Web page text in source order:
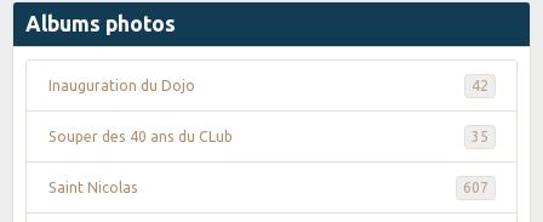
Albums photos
Inauguration du Dojo 42
Souper des 40 ans du CLub 35
Saint Nicolas 607